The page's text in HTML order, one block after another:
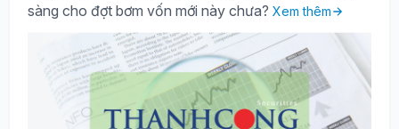
sàng cho đợt bơm vốn mới này chưa? Xem thêm